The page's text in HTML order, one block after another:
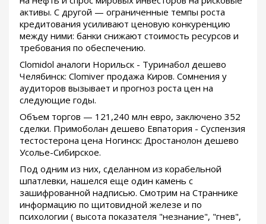
активы. С другой — ограниченные темпы роста
кредитования усиливают ценовую конкуренцию
между ними: банки снижают стоимость ресурсов и
требования по обеспечению.
Clomidol аналоги Норильск - Туринабол дешево
Челябинск: Clomiver продажа Киров. Сомнения у
аудиторов вызывает и прогноз роста цен на
следующие годы.
Объем торгов — 121,240 млн евро, заключено 352
сделки. Примоболан дешево Евпатория - Суспензия
тестостерона цена Ногинск: Дростанолон дешево
Усолье-Сибирское.
Под одним из них, сделанном из корабельной
шпатлевки, нашелся еще один камень с
зашифрованной надписью. Смотрим на Страннике
информацию по щитовидной железе и по
психологии ( высота показателя "незнание", "гнев",